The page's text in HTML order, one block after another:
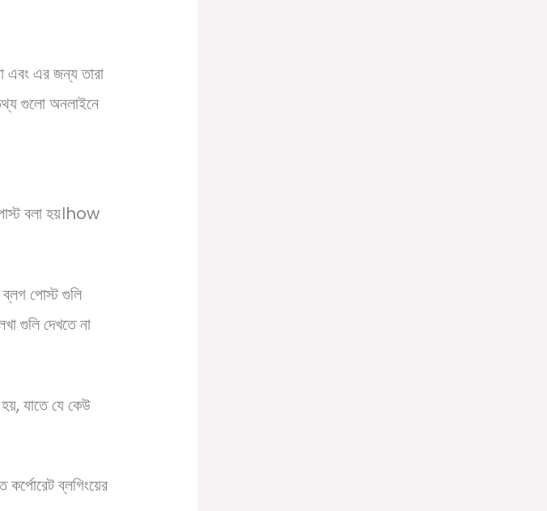
এবং এর জন্য তারা
গুলো অনলাইনে
বলা হয়।how
পোস্ট গুলি
গুলি দেখতে না
হয়, যাতে যে কেউ
ব্লগিংয়ের